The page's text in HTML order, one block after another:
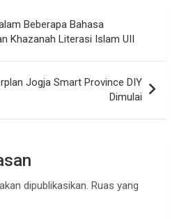
Beberapa Bahasa
Khazanah Literasi Islam UII
Jogja Smart Province DIY
Dimulai
dipublikasikan. Ruas yang